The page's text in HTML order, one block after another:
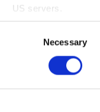
US servers.
For more
Necessary
Produkte
Liquid